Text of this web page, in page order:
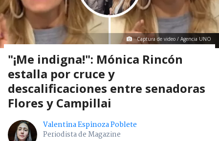
Captura de video / Agencia UNO
"¡Me indigna!": Mónica Rincón
estalla por cruce y
descalificaciones entre senadoras
Flores y Campillai
Valentina Espinoza Poblete
Periodista de Magazine